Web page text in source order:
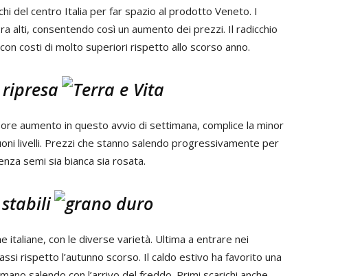
del centro Italia per far spazio al prodotto Veneto. I
alti, consentendo così un aumento dei prezzi. Il radicchio
costi di molto superiori rispetto allo scorso anno.
aumento in questo avvio di settimana, complice la minor
livelli. Prezzi che stanno salendo progressivamente per
semi sia bianca sia rosata.
stabili
italiane, con le diverse varietà. Ultima a entrare nei
rispetto l’autunno scorso. Il caldo estivo ha favorito una